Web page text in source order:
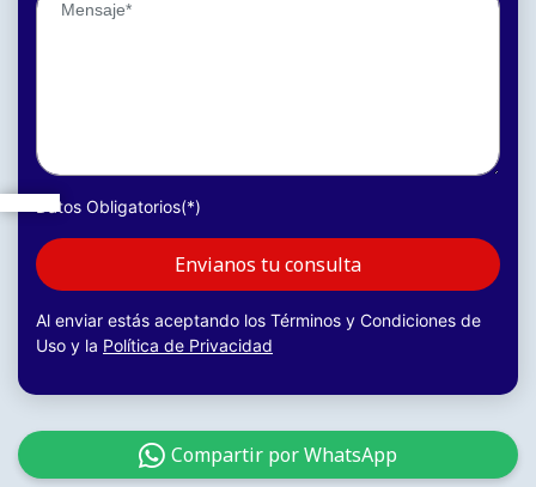
Datos Obligatorios(*)
Envianos tu consulta
Al enviar estás aceptando los Términos y Condiciones de
Uso y la Política de Privacidad
Compartir por WhatsApp